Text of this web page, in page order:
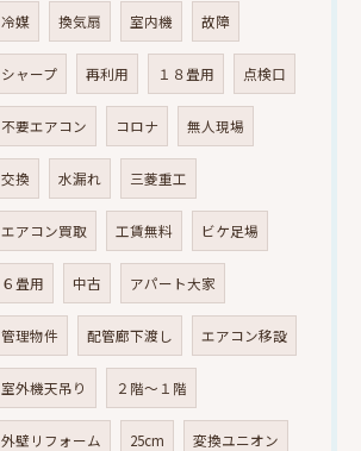
冷媒 換気扇 室内機 故障
シャープ 再利用 １８畳用 点検口
不要エアコン コロナ 無人現場
交換 水漏れ 三菱重工
エアコン買取 工賃無料 ビケ足場
６畳用 中古 アパート大家
管理物件 配管廊下渡し エアコン移設
室外機天吊り ２階～１階
外壁リフォーム 25cm 変換ユニオン